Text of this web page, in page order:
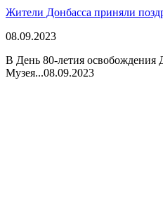
Жители Донбасса приняли
08.09.2023
В День 80-летия освобождения
Музея...08.09.2023